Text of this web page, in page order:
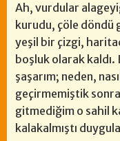
Ah, vurdular
kurudu, çöle döndü
yeşil bir çizgi,
boşluk olarak kaldı.
şaşarım; neden,
geçirmemiştik
gitmediğim o sahil
kalakalmıştı